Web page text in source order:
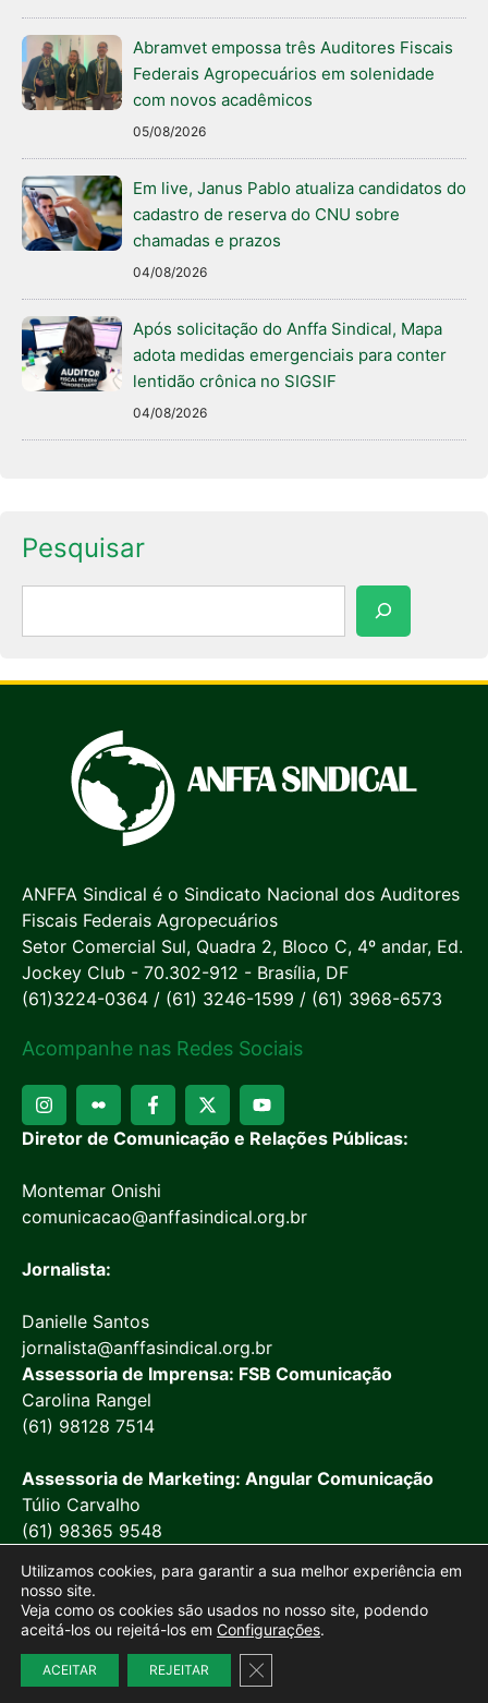
Abramvet empossa três Auditores Fiscais
Federais Agropecuários em solenidade
com novos acadêmicos
05/08/2026
Em live, Janus Pablo atualiza candidatos do
cadastro de reserva do CNU sobre
chamadas e prazos
04/08/2026
Após solicitação do Anffa Sindical, Mapa
adota medidas emergenciais para conter
lentidão crônica no SIGSIF
04/08/2026
Pesquisar
ANFFA Sindical é o Sindicato Nacional dos Auditores
Fiscais Federais Agropecuários
Setor Comercial Sul, Quadra 2, Bloco C, 4º andar, Ed.
Jockey Club - 70.302-912 - Brasília, DF
(61)3224-0364 / (61) 3246-1599 / (61) 3968-6573
Acompanhe nas Redes Sociais
Diretor de Comunicação e Relações Públicas:
Montemar Onishi
comunicacao@anffasindical.org.br
Jornalista:
Danielle Santos
jornalista@anffasindical.org.br
Assessoria de Imprensa: FSB Comunicação
Carolina Rangel
(61) 98128 7514
Assessoria de Marketing: Angular Comunicação
Túlio Carvalho
(61) 98365 9548
Site desenvolvido porMarketing Objetivo
Utilizamos cookies, para garantir a sua melhor experiência em
nosso site.
Veja como os cookies são usados no nosso site, podendo
aceitá-los ou rejeitá-los em Configurações.
ACEITAR REJEITAR Close GDPR Cookie Banner